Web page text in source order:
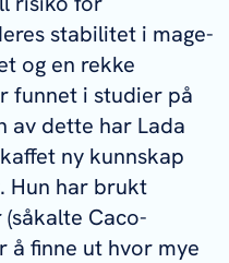
stabilitet i mage-
og en rekke
funnet i studier på
av dette har Lada
ny kunnskap
Hun har brukt
Caco-
å finne ut hvor mye